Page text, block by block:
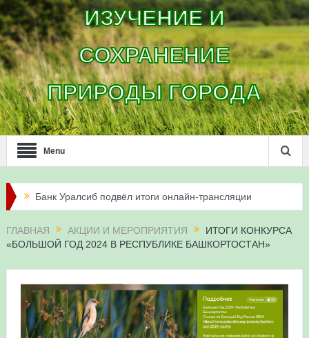
ИЗУЧЕНИЕ И
СОХРАНЕНИЕ
ПРИРОДЫ ГОРОДА
Menu
Банк Уралсиб подвёл итоги онлайн-трансляции
Итоги акции «Соловьиные вечера-2026» в
Три птенца сапсанов Уралсиба получили имена и
кольца
ГЛАВНАЯ АКЦИИ И МЕРОПРИЯТИЯ
ИТОГИ КОНКУРСА
«БОЛЬШОЙ ГОД 2024 В РЕСПУБЛИКЕ БАШКОРТОСТАН»